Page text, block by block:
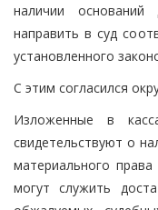
наличии
направить в суд
установленного
С этим согласился
Изложенные в
свидетельствуют о
материального
могут служить